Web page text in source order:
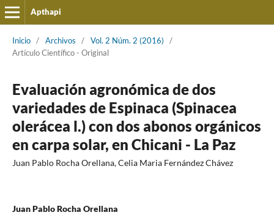
Apthapi
Inicio / Archivos / Vol. 2 Núm. 2 (2016)
/
Artículo Cientí­fico - Original
Evaluación agronómica de dos
variedades de Espinaca (Spinacea
olerácea l.) con dos abonos orgánicos
en carpa solar, en Chicani - La Paz
Juan Pablo Rocha Orellana, Celia Maria Fernández Chávez
Juan Pablo Rocha Orellana